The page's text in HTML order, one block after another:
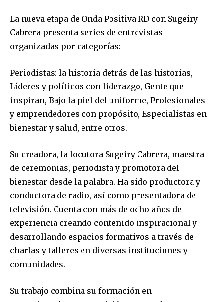
La nueva etapa de Onda Positiva RD con Sugeiry
Cabrera presenta series de entrevistas
organizadas por categorías:
Periodistas: la historia detrás de las historias,
Líderes y políticos con liderazgo, Gente que
inspiran, Bajo la piel del uniforme, Profesionales
y emprendedores con propósito, Especialistas en
bienestar y salud, entre otros.
Su creadora, la locutora Sugeiry Cabrera, maestra
de ceremonias, periodista y promotora del
bienestar desde la palabra. Ha sido productora y
conductora de radio, así como presentadora de
televisión. Cuenta con más de ocho años de
experiencia creando contenido inspiracional y
desarrollando espacios formativos a través de
charlas y talleres en diversas instituciones y
comunidades.
Su trabajo combina su formación en